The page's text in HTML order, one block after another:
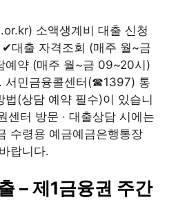
소액생계비 대출 신청
대출 자격조회 (매주 월~금
약 (매주 월~금 09~20시)
서민금융콜센터(☎1397) 통
법(상담 예약 필수)이 있습니
센터 방문 · 대출상담 시에는
령용 예금예금은행통장
랍니다.
– 제1금융권 주간